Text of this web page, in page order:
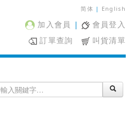
简体 | English
加入會員 |
會員登入
訂單查詢
叫貨清單